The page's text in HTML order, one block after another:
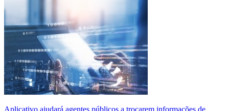
Aplicativo ajudará agentes públicos a trocarem informações de